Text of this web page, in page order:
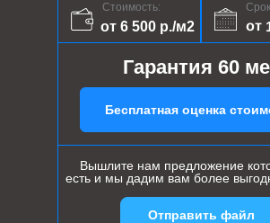
от
Стоимость:
от 6 500 р./м2
Гарантия 60
Бесплатная оценка
Вышлите нам предложение
есть и мы дадим вам более
Отправить файл